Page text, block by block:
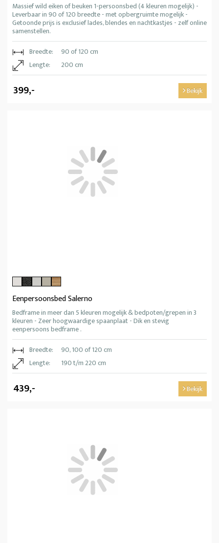
Massief wild eiken of beuken 1-persoonsbed (4 kleuren mogelijk) -
Leverbaar in 90 of 120 breedte - met opbergruimte mogelijk -
Getoonde prijs is exclusief lades, blendes en nachtkastjes - zelf online
samenstellen.
Breedte:
90 of 120 cm
Lengte:
200 cm
399,- Bekijk
Eenpersoonsbed Salerno
Bedframe in meer dan 5 kleuren mogelijk & bedpoten/grepen in 3
kleuren - Zeer hoogwaardige spaanplaat - Dik en stevig
eenpersoons bedframe .
Breedte:
90, 100 of 120 cm
Lengte:
190 t/m 220 cm
439,- Bekijk